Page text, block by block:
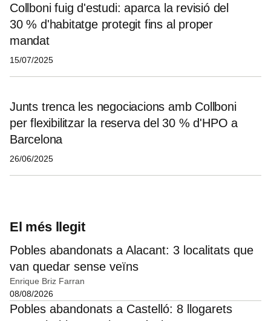
Collboni fuig d'estudi: aparca la revisió del
30 % d'habitatge protegit fins al proper
mandat
15/07/2025
Junts trenca les negociacions amb Collboni
per flexibilitzar la reserva del 30 % d'HPO a
Barcelona
26/06/2025
El més llegit
Pobles abandonats a Alacant: 3 localitats que
van quedar sense veïns
Enrique Briz Farran
08/08/2026
Pobles abandonats a Castelló: 8 llogarets